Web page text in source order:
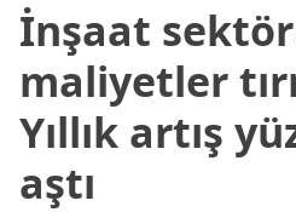
İnşaat
maliyetler
Yıllık artış
aştı